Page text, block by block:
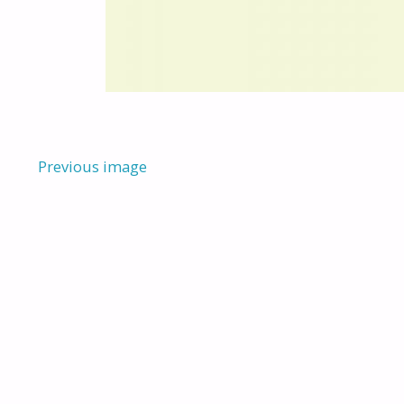
Previous image